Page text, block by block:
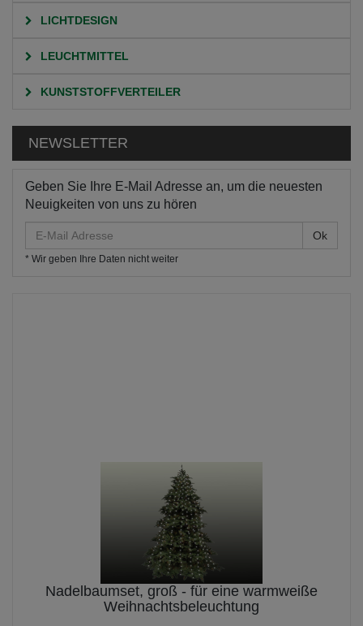
LICHTDESIGN
LEUCHTMITTEL
KUNSTSTOFFVERTEILER
NEWSLETTER
Geben Sie Ihre E-Mail Adresse an, um die neuesten
Neuigkeiten von uns zu hören
Mail
Adresse
* Wir geben Ihre Daten nicht weiter
Nadelbaumset, groß - für eine warmweiße
Weihnachtsbeleuchtung